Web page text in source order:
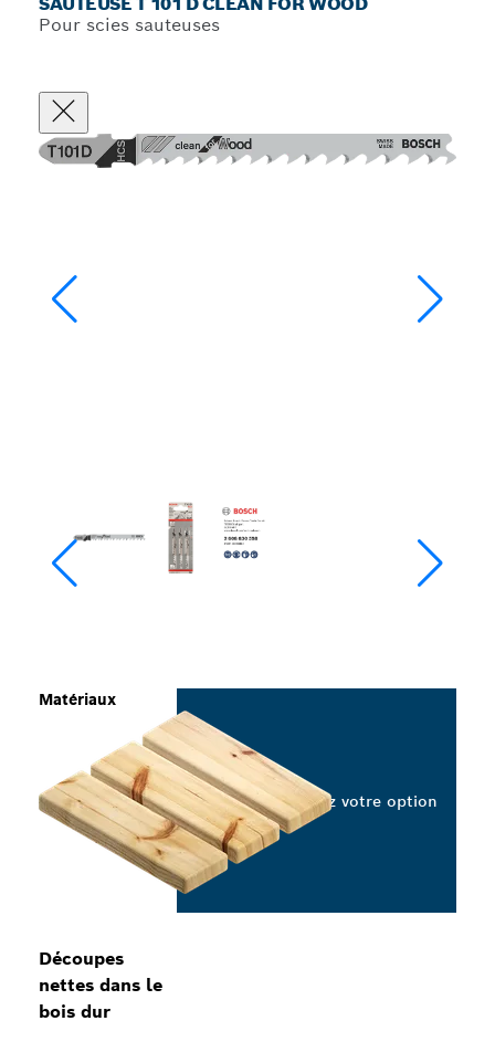
Pour scies sauteuses
Découpes
nettes dans le
bois dur
Matériaux
Sélectionnez votre option